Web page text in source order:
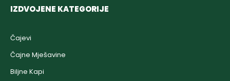
IZDVOJENE KATEGORIJE
Čajevi
Čajne Mješavine
Biljne Kapi